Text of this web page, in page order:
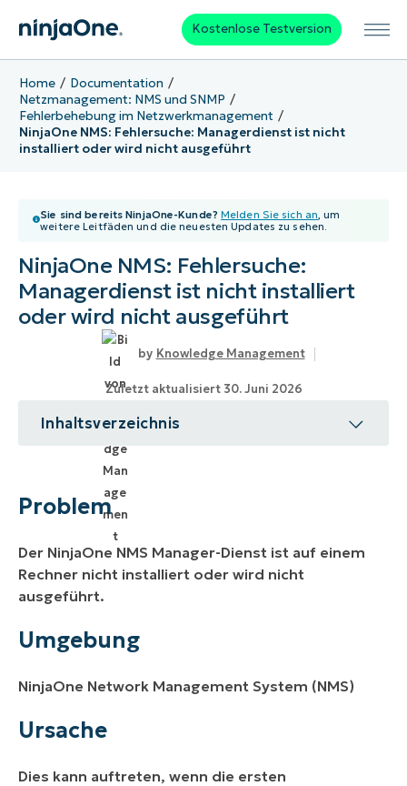
Kostenlose Testversion
Home
Documentation
Netzmanagement: NMS und SNMP
Fehlerbehebung im Netzwerkmanagement
NinjaOne NMS: Fehlersuche: Managerdienst ist nicht
installiert oder wird nicht ausgeführt
Sie sind bereits NinjaOne-Kunde? Melden Sie sich an, um
weitere Leitfäden und die neuesten Updates zu sehen.
NinjaOne NMS: Fehlersuche:
Managerdienst ist nicht installiert
oder wird nicht ausgeführt
Knowledge Management
Zuletzt aktualisiert 30. Juni 2026
Inhaltsverzeichnis
Problem
Umgebung
Ursache
Lösung
Weitere Ressourcen
Problem
Der NinjaOne NMS Manager-Dienst ist auf einem
Rechner nicht installiert oder wird nicht
ausgeführt.
Umgebung
NinjaOne Network Management System (NMS)
Ursache
Dies kann auftreten, wenn die ersten